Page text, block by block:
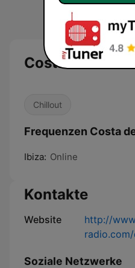
Costa del Mar
Chillout
Frequenzen Costa
Ibiza: Online
Kontakte
Website
http://
Soziale Netzwerke